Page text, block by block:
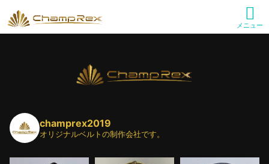
メニュー
champrex2019
オリジナルベルトの制作会社です。